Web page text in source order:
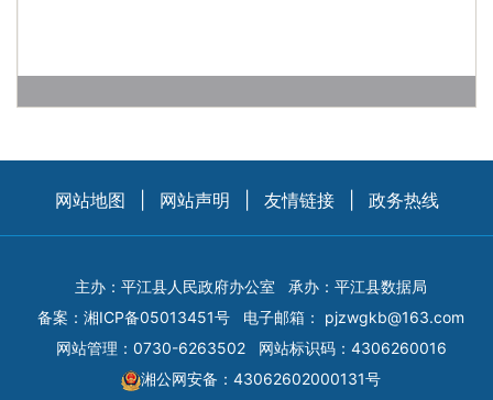
网站地图 网站声明 友情链接 政务热线
主办：平江县人民政府办公室
承办：平江县数据局
备案： 湘ICP备05013451号 电子邮箱： pjzwgkb@163.com
网站管理：0730-6263502
网站标识码：4306260016
湘公网安备：43062602000131号